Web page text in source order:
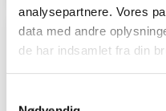
analysepartnere. Vores
data med andre
de har indsamlet fra din